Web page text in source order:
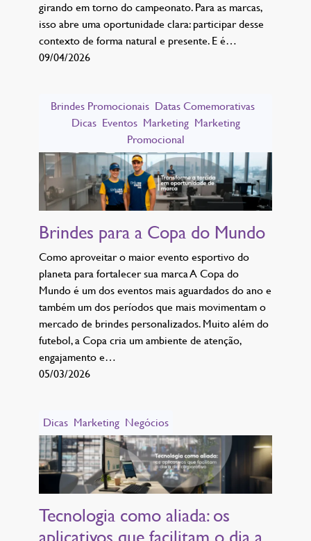
girando em torno do campeonato. Para as marcas,
isso abre uma oportunidade clara: participar desse
contexto de forma natural e presente. E é…
09/04/2026
Brindes Promocionais Datas Comemorativas
Dicas Eventos Marketing Marketing
Promocional
Brindes para a Copa do Mundo
Como aproveitar o maior evento esportivo do
planeta para fortalecer sua marca A Copa do
Mundo é um dos eventos mais aguardados do ano e
também um dos períodos que mais movimentam o
mercado de brindes personalizados. Muito além do
futebol, a Copa cria um ambiente de atenção,
engajamento e…
05/03/2026
Dicas Marketing Negócios
Tecnologia como aliada: os
aplicativos que facilitam o dia a